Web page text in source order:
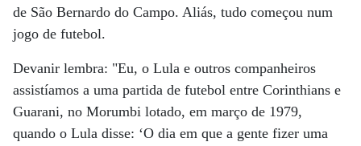
de São Bernardo do Campo. Aliás, tudo começou num
jogo de futebol.
Devanir lembra: "Eu, o Lula e outros companheiros
assistíamos a uma partida de futebol entre Corinthians e
Guarani, no Morumbi lotado, em março de 1979,
quando o Lula disse: ‘O dia em que a gente fizer uma